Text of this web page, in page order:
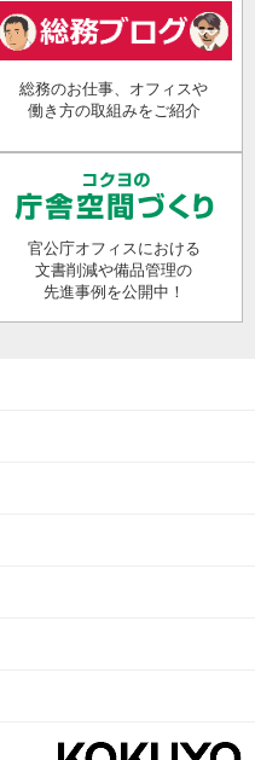
総務のお仕事、オフィスや
働き方の取組みをご紹介
官公庁オフィスにおける
文書削減や備品管理の
先進事例を公開中！